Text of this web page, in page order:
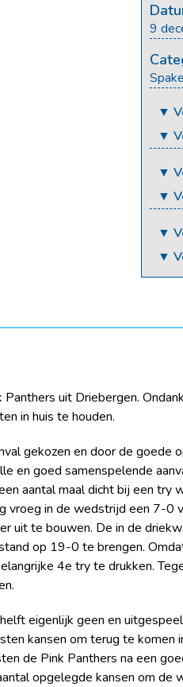
9
▼
▼
▼
▼
▼
▼
uit Driebergen.
in huis te houden.
gekozen en door de goede
en goed samenspelende
aantal maal dicht bij een try
vroeg in de wedstrijd een 7-0
uit te bouwen. De in de
op 19-0 te brengen.
4e try te drukken.
eigenlijk geen en
kansen om terug te komen
de Pink Panthers na een
opgelegde kansen om